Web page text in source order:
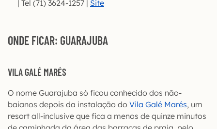
| Tel (71) 3624-1257 | Site
ONDE FICAR: GUARAJUBA
VILA GALÉ MARÉS
O nome Guarajuba só ficou conhecido dos não-
baianos depois da instalação do Vila Galé Marés, um
resort all-inclusive que fica a menos de quinze minutos